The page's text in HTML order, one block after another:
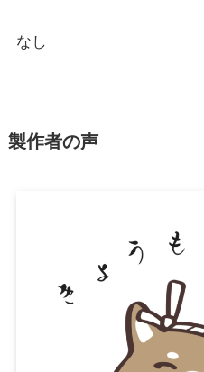
なし
製作者の声